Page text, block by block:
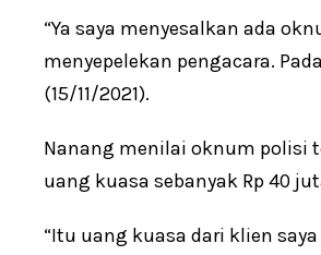
“Ya saya menyesalkan ada
menyepelekan pengacara.
(15/11/2021).
Nanang menilai oknum polisi
uang kuasa sebanyak Rp 40
“Itu uang kuasa dari klien